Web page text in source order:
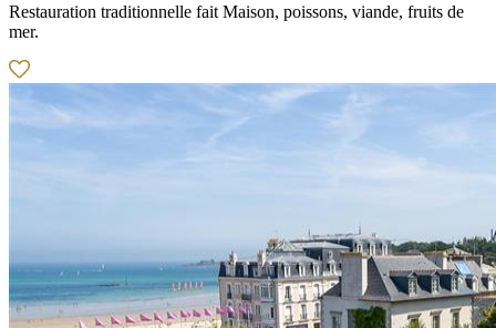
Restauration traditionnelle fait Maison, poissons, viande, fruits de
mer.